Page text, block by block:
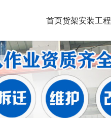
首页货架安装工程